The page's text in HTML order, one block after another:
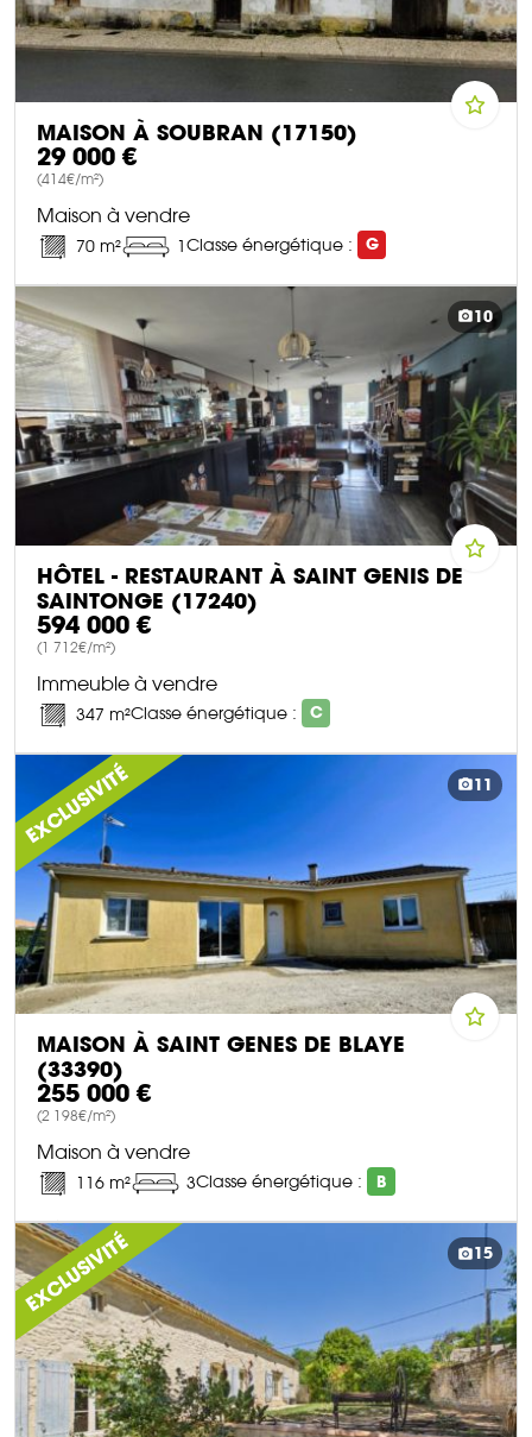
MAISON À SOUBRAN (17150)
29 000 €
(414€/m²)
Maison à vendre
70 m² 1Classe énergétique : G
10
HÔTEL - RESTAURANT À SAINT GENIS DE
SAINTONGE (17240)
594 000 €
(1 712€/m²)
Immeuble à vendre
347 m²Classe énergétique : C
DÉCOUVRIR CE BIEN
EXCLUSIVITÉ 11
MAISON À SAINT GENES DE BLAYE
(33390)
255 000 €
(2 198€/m²)
Maison à vendre
116 m² 3Classe énergétique : B
DÉCOUVRIR CE BIEN
EXCLUSIVITÉ 15